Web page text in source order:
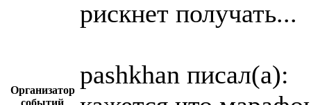
Организатор
рискнет получать...
pashkhan писал(а):